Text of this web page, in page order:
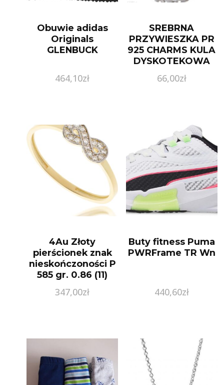
Obuwie adidas
Originals
GLENBUCK
464,10zł
SREBRNA
PRZYWIESZKA PR
925 CHARMS KULA
DYSKOTEKOWA
66,00zł
4Au Złoty
pierścionek znak
nieskończoności P
585 gr. 0.86 (11)
347,00zł
Buty fitness Puma
PWRFrame TR Wn
440,60zł